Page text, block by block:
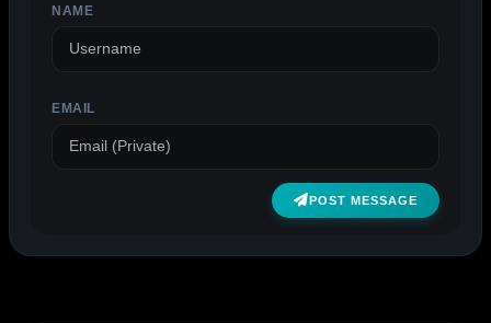
NAME
EMAIL
POST MESSAGE